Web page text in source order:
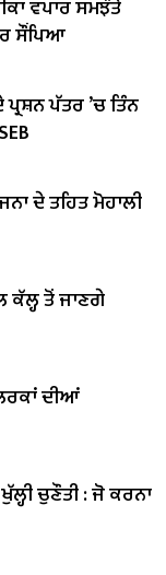
ਵਪਾਰ ਸਮਝੌਤੇ
ਸੌਂਪਿਆ
ਪੱਤਰ ’ਚ ਤਿੰਨ
ਦੇ ਤਹਿਤ ਮੋਹਾਲੀ
ਕੱਲ੍ਹ ਤੋਂ ਜਾਣਗੇ
ਦੀਆਂ
ਚੁਣੌਤੀ : ਜੋ ਕਰਨਾ